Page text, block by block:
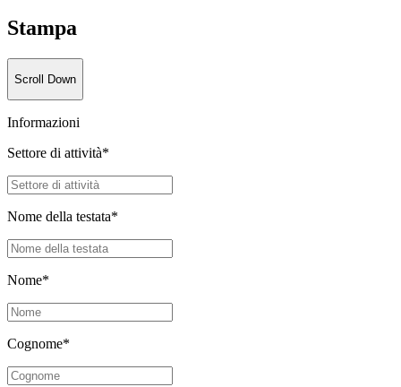
Stampa
Scroll Down
Informazioni
Settore di attività*
Nome della testata*
Nome*
Cognome*